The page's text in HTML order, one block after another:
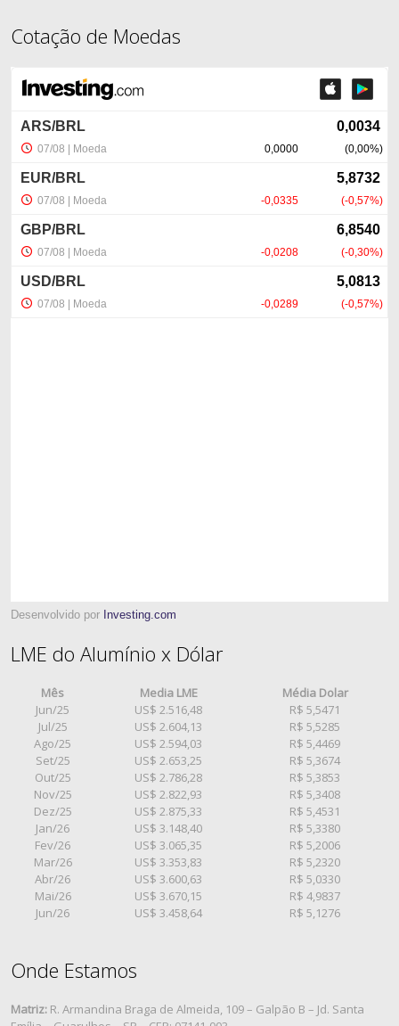
Cotação de Moedas
Desenvolvido por Investing.com
LME do Alumínio x Dólar
Mês Media LME
Média Dolar
Jun/25
US$ 2.516,48
R$ 5,5471
Jul/25
US$ 2.604,13
R$ 5,5285
Ago/25
US$ 2.594,03
R$ 5,4469
Set/25
US$ 2.653,25
R$ 5,3674
Out/25
US$ 2.786,28
R$ 5,3853
Nov/25
US$ 2.822,93
R$ 5,3408
Dez/25
US$ 2.875,33
R$ 5,4531
Jan/26
US$ 3.148,40
R$ 5,3380
Fev/26
US$ 3.065,35
R$ 5,2006
Mar/26
US$ 3.353,83
R$ 5,2320
Abr/26
US$ 3.600,63
R$ 5,0330
Mai/26
US$ 3.670,15
R$ 4,9837
Jun/26
US$ 3.458,64 R$ 5,1276
Onde Estamos
Matriz: R. Armandina Braga de Almeida, 109 – Galpão B – Jd. Santa